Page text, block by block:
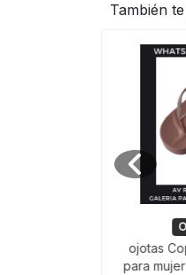
También
ojotas
para